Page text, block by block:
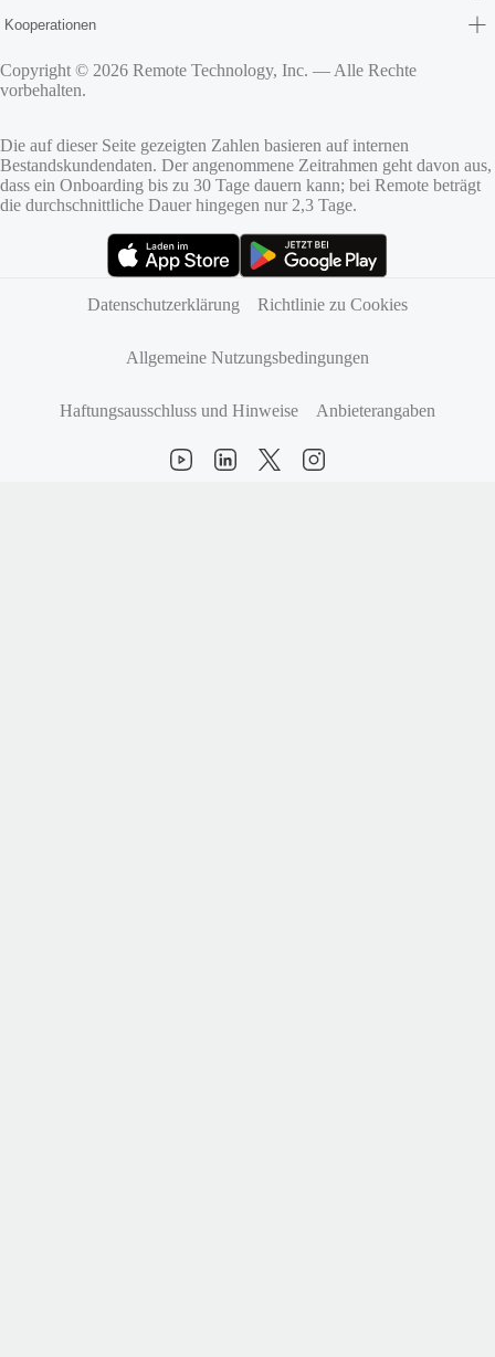
Kooperationen
Copyright © 2026 Remote Technology, Inc. — Alle Rechte
vorbehalten.
Die auf dieser Seite gezeigten Zahlen basieren auf internen
Bestandskundendaten. Der angenommene Zeitrahmen geht davon aus,
dass ein Onboarding bis zu 30 Tage dauern kann; bei Remote beträgt
die durchschnittliche Dauer hingegen nur 2,3 Tage.
Datenschutzerklärung
Richtlinie zu Cookies
Allgemeine Nutzungsbedingungen
Haftungsausschluss und Hinweise Anbieterangaben